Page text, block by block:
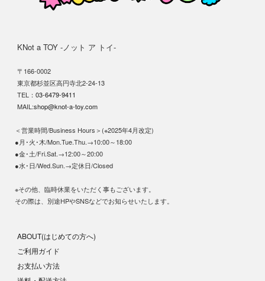
KNot a TOY -ノット ア トイ-
〒166-0002
東京都杉並区高円寺北2-24-13
TEL： 03-6479-9411
MAIL:shop@knot-a-toy.com
＜営業時間/Business Hours＞(※2025年4月改定)
●月･火･木/Mon.Tue.Thu.→10:00～18:00
●金･土/Fri.Sat.→12:00～20:00
●水･日/Wed.Sun.→定休日/Closed
※その他、臨時休業をいただく事もございます。
その際は、別途HPやSNSなどでお知らせいたします。
ABOUT(はじめての方へ)
ご利用ガイド
お支払い方法